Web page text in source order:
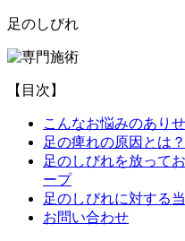
足のしびれ
【目次】
こんなお悩みのあり
足の痺れの原因とは
足のしびれを放って
ープ
足のしびれに対する
お問い合わせ